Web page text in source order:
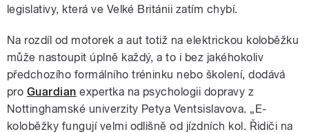
legislativy, která ve Velké Británii zatím chybí.
Na rozdíl od motorek a aut totiž na elektrickou koloběžku
může nastoupit úplně každý, a to i bez jakéhokoliv
předchozího formálního tréninku nebo školení, dodává
pro Guardian expertka na psychologii dopravy z
Nottinghamské univerzity Petya Ventsislavova. „E-
koloběžky fungují velmi odlišně od jízdních kol. Řidiči na